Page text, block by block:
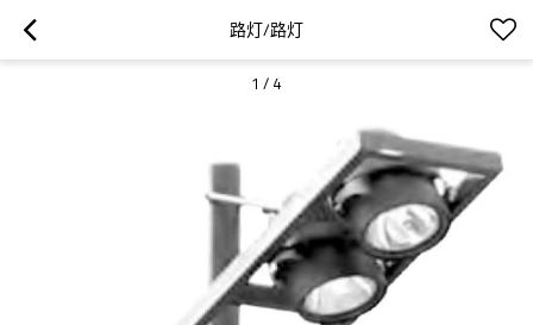
路灯/路灯
1 / 4